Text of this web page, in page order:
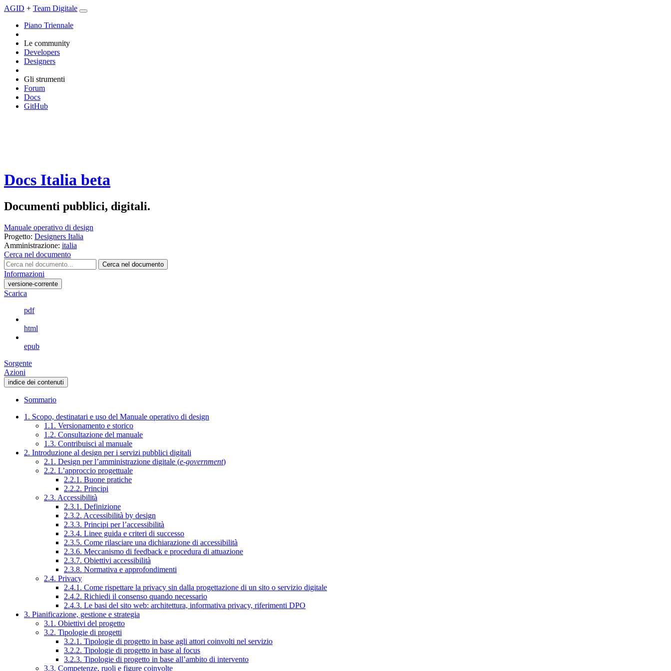
AGID + Team Digitale
Piano Triennale
Le community
Developers
Designers
Gli strumenti
Forum
Docs
GitHub
Docs Italia beta
Documenti pubblici, digitali.
Manuale operativo di design
Progetto: Designers Italia
Amministrazione: italia
Cerca nel documento
Cerca nel documento
Informazioni
versione-corrente
Scarica
pdf
html
epub
Sorgente
Azioni
indice dei contenuti
Sommario
1. Scopo, destinatari e uso del Manuale operativo di design
1.1. Versionamento e storico
1.2. Consultazione del manuale
1.3. Contribuisci al manuale
2. Introduzione al design per i servizi pubblici digitali
2.1. Design per l’amministrazione digitale (e-government)
2.2. L’approccio progettuale
2.2.1. Buone pratiche
2.2.2. Principi
2.3. Accessibilità
2.3.1. Definizione
2.3.2. Accessibilità by design
2.3.3. Principi per l’accessibilità
2.3.4. Linee guida e criteri di successo
2.3.5. Come rilasciare una dichiarazione di accessibilità
2.3.6. Meccanismo di feedback e procedura di attuazione
2.3.7. Obiettivi accessibilità
2.3.8. Normativa e approfondimenti
2.4. Privacy
2.4.1. Come rispettare la privacy sin dalla progettazione di un sito o servizio digitale
2.4.2. Richiedi il consenso quando necessario
2.4.3. Le basi del sito web: architettura, informativa privacy, riferimenti DPO
3. Pianificazione, gestione e strategia
3.1. Obiettivi del progetto
3.2. Tipologie di progetti
3.2.1. Tipologie di progetto in base agli attori coinvolti nel servizio
3.2.2. Tipologie di progetto in base al focus
3.2.3. Tipologie di progetto in base all’ambito di intervento
3.3. Competenze, ruoli e figure coinvolte